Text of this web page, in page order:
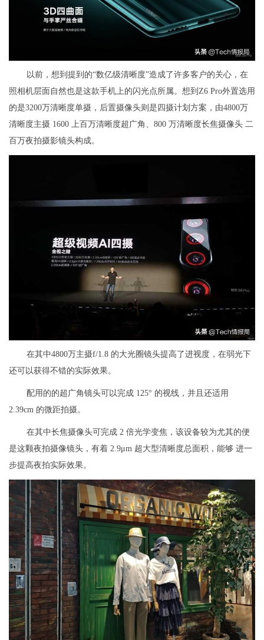
以前，想到提到的“数亿级清晰度”造成了许多客户的关心，在
照相机层面自然也是这款手机上的闪光点所属。想到Z6 Pro外置选用
的是3200万清晰度单摄，后置摄像头则是四摄计划方案，由4800万
清晰度主摄 1600 上百万清晰度超广角、800 万清晰度长焦摄像头 二
百万夜拍摄影镜头构成。
在其中4800万主摄f/1.8 的大光圈镜头提高了进视度，在弱光下
还可以获得不错的实际效果。
配用的的超广角镜头可以完成 125° 的视线，并且还适用
2.39cm 的微距拍摄。
在其中长焦摄像头可完成 2 倍光学变焦，该设备较为尤其的便
是这颗夜拍摄像镜头，有着 2.9μm 超大型清晰度总面积，能够 进一
步提高夜拍实际效果。